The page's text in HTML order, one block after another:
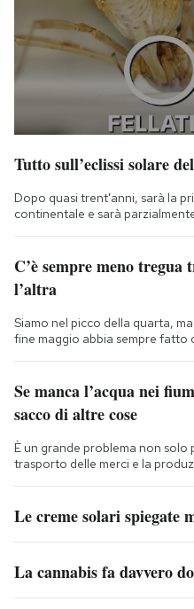
Tutto sull’eclissi solare
Dopo quasi trent'anni, sarà la
continentale e sarà
C’è sempre meno tregua
l’altra
Siamo nel picco della quarta,
fine maggio abbia sempre fatto
Se manca l’acqua nei
sacco di altre cose
È un grande problema non
trasporto delle merci e la
Le creme solari spiegate
La cannabis fa davvero